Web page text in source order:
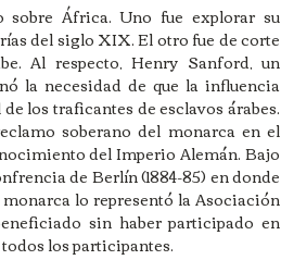
sobre África. Uno fue explorar su
del siglo XIX. El otro fue de corte
Al respecto, Henry Sanford, un
la necesidad de que la influencia
los traficantes de esclavos árabes.
soberano del monarca en el
del Imperio Alemán. Bajo
de Berlín (1884-85) en donde
lo representó la Asociación
sin haber participado en
los participantes.